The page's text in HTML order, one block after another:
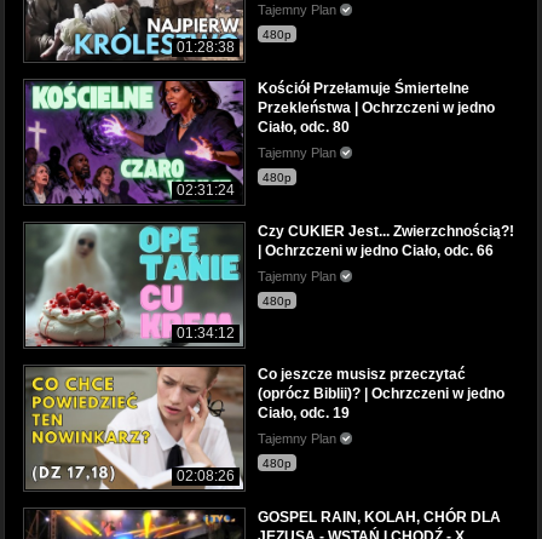
01:28:38
Tajemny Plan
480p
02:31:24
Kościół Przełamuje Śmiertelne
Przekleństwa | Ochrzczeni w jedno
Ciało, odc. 80
Tajemny Plan
480p
01:34:12
Czy CUKIER Jest... Zwierzchnością?!
| Ochrzczeni w jedno Ciało, odc. 66
Tajemny Plan
480p
02:08:26
Co jeszcze musisz przeczytać
(oprócz Biblii)? | Ochrzczeni w jedno
Ciało, odc. 19
Tajemny Plan
480p
GOSPEL RAIN, KOLAH, CHÓR DLA